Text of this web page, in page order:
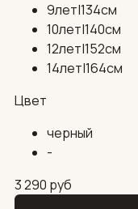
9лет|134см
10лет|140см
12лет|152см
14лет|164см
Цвет
черный
-
3 290 руб